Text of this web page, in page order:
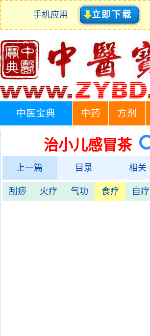
手机应用 立即下载
中医宝典 中药 方剂
治小儿感冒茶
上一篇 目录 相关
刮痧 火疗 气功 食疗 自疗